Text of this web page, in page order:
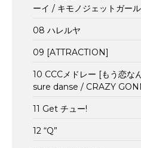
ーイ / キモノジェットガー
08 ハレルヤ
09 [ATTRACTION]
10 CCCメドレー [もう恋な
sure danse / CRAZY
11 Get チュー!
12 “Q”